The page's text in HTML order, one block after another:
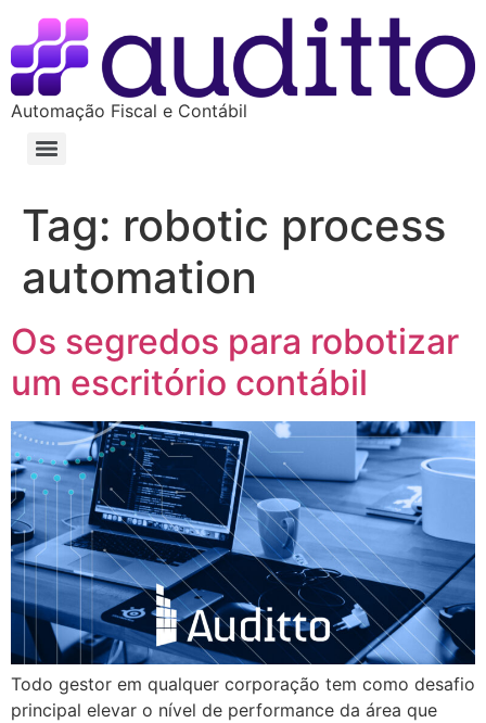
Automação Fiscal e Contábil
Tag: robotic process
automation
Os segredos para robotizar
um escritório contábil
Todo gestor em qualquer corporação tem como desafio
principal elevar o nível de performance da área que